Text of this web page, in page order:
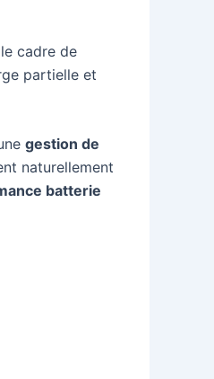
cadre de
partielle et
gestion de
naturellement
batterie